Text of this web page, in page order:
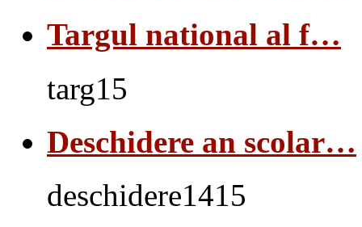
Targul national al f…
targ15
Deschidere an scolar…
deschidere1415